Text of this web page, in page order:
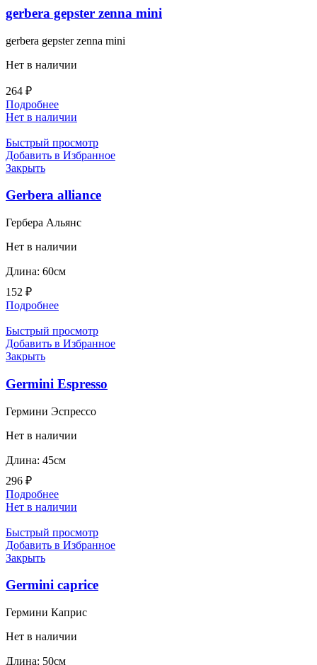
gerbera gepster zenna mini
gerbera gepster zenna mini
Нет в наличии
264 ₽
Подробнее
Нет в наличии
Быстрый просмотр
Добавить в Избранное
Закрыть
Gerbera alliance
Гербера Альянс
Нет в наличии
Длина: 60см
152 ₽
Подробнее
Быстрый просмотр
Добавить в Избранное
Закрыть
Germini Espresso
Гермини Эспрессо
Нет в наличии
Длина: 45см
296 ₽
Подробнее
Нет в наличии
Быстрый просмотр
Добавить в Избранное
Закрыть
Germini caprice
Гермини Каприс
Нет в наличии
Длина: 50см